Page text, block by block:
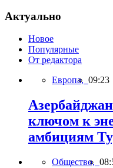
Актуально
Новое
Популярные
От редактора
Европа, 09:23
ключом к
амбициям
Общество,